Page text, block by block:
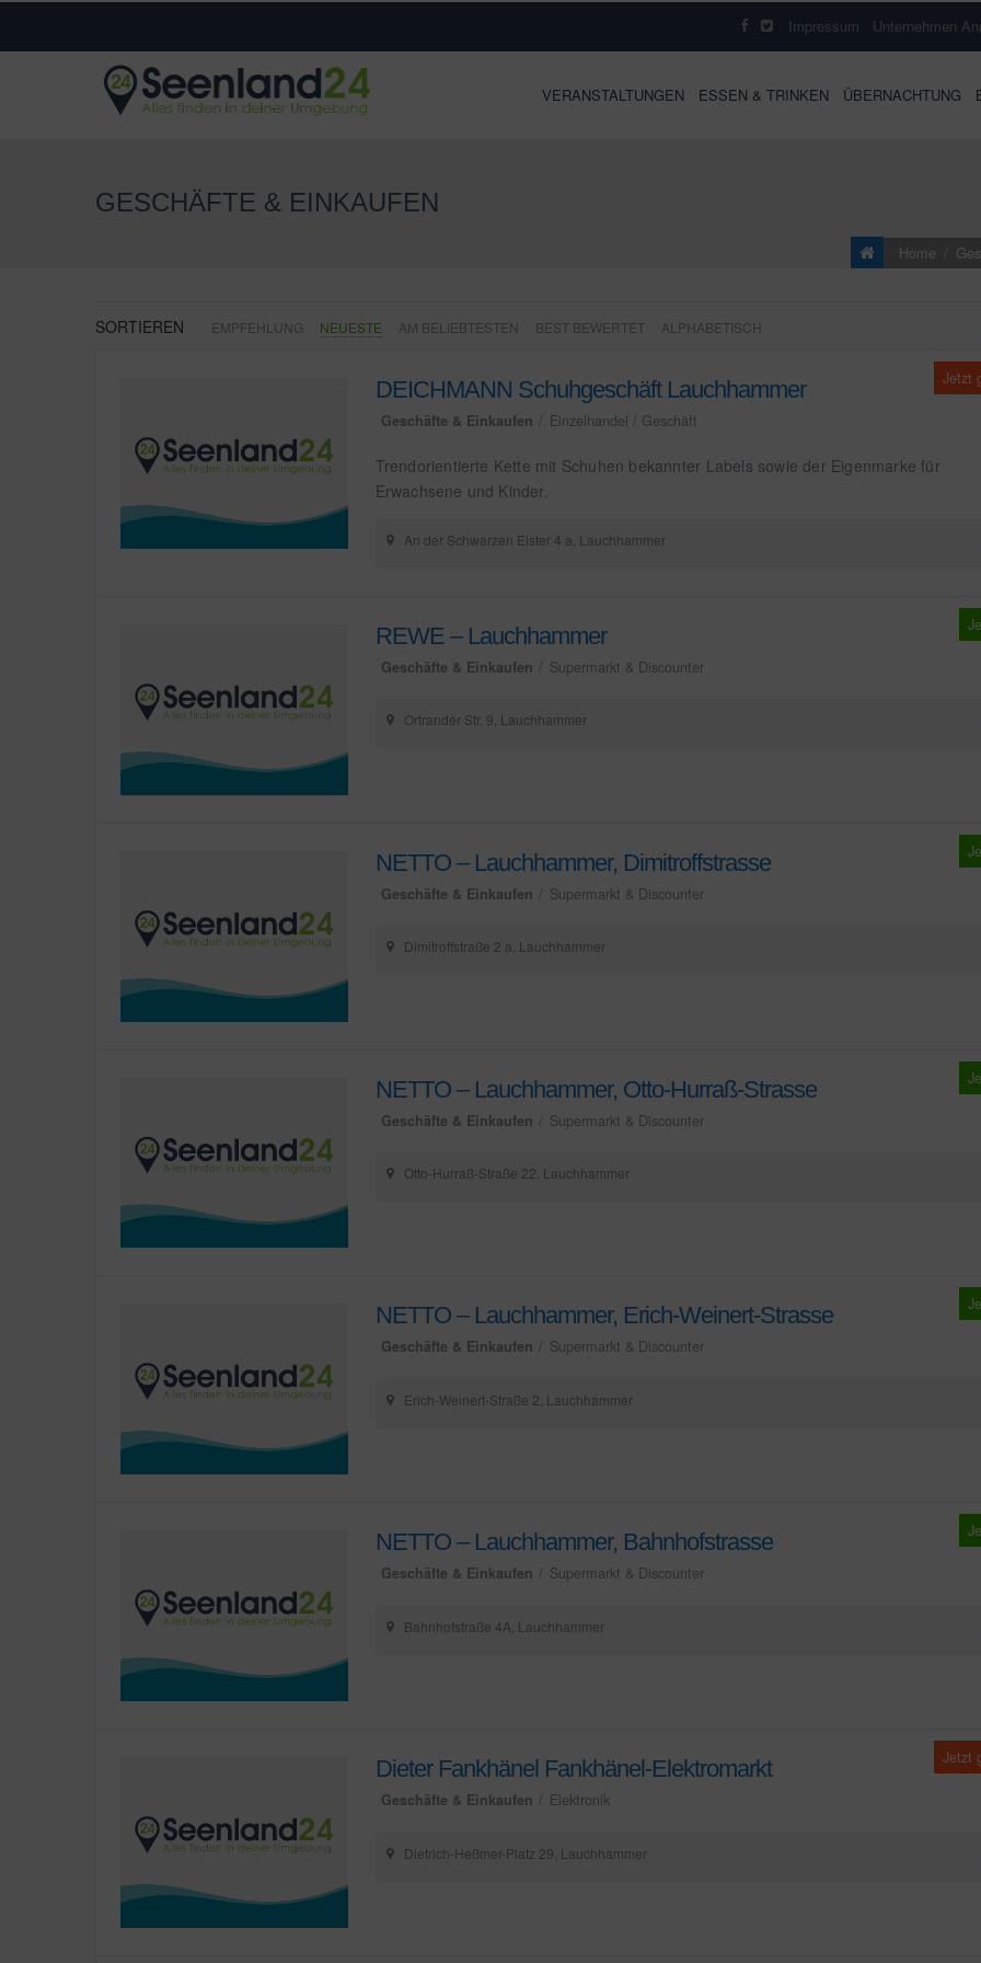
Unternehmen
Impressum
VERANSTALTUNGEN ESSEN & TRINKEN ÜBERNACHTUNG
GESCHÄFTE & EINKAUFEN
Home
SORTIEREN EMPFEHLUNG NEUESTE AM BELIEBTESTEN BEST BEWERTET ALPHABETISCH
Jetzt
DEICHMANN Schuhgeschäft Lauchhammer
Geschäfte & Einkaufen Einzelhandel / Geschäft
Trendorientierte Kette mit Schuhen bekannter Labels sowie der Eigenmarke für
Erwachsene und Kinder.
An der Schwarzen Elster 4 a, Lauchhammer
REWE – Lauchhammer
Geschäfte & Einkaufen Supermarkt & Discounter
Ortrander Str. 9, Lauchhammer
NETTO – Lauchhammer, Dimitroffstrasse
Geschäfte & Einkaufen Supermarkt & Discounter
Dimitroffstraße 2 a, Lauchhammer
NETTO – Lauchhammer, Otto-Hurraß-Strasse
Geschäfte & Einkaufen Supermarkt & Discounter
Otto-Hurraß-Straße 22, Lauchhammer
NETTO – Lauchhammer, Erich-Weinert-Strasse
Geschäfte & Einkaufen Supermarkt & Discounter
Erich-Weinert-Straße 2, Lauchhammer
NETTO – Lauchhammer, Bahnhofstrasse
Geschäfte & Einkaufen Supermarkt & Discounter
Bahnhofstraße 4A, Lauchhammer
Jetzt
Dieter Fankhänel Fankhänel-Elektromarkt
Geschäfte & Einkaufen Elektronik
Dietrich-Heßmer-Platz 29, Lauchhammer